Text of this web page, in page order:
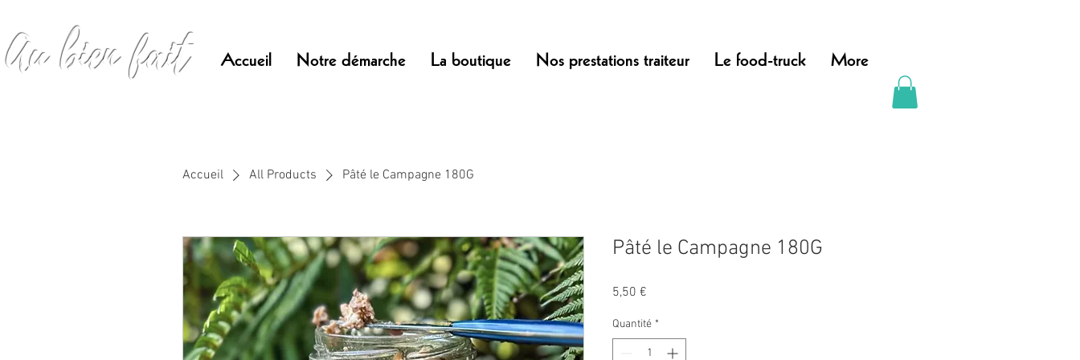
Au bien fait Accueil Notre démarche La boutique Nos prestations traiteur Le food-truck More
Accueil All Products Pâté le Campagne 180G
Pâté le Campagne 180G
5,50 €
Quantité *